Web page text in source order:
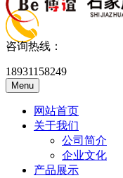
咨询热线：
18931158249
Menu
网站首页
关于我们
公司简介
企业文化
产品展示